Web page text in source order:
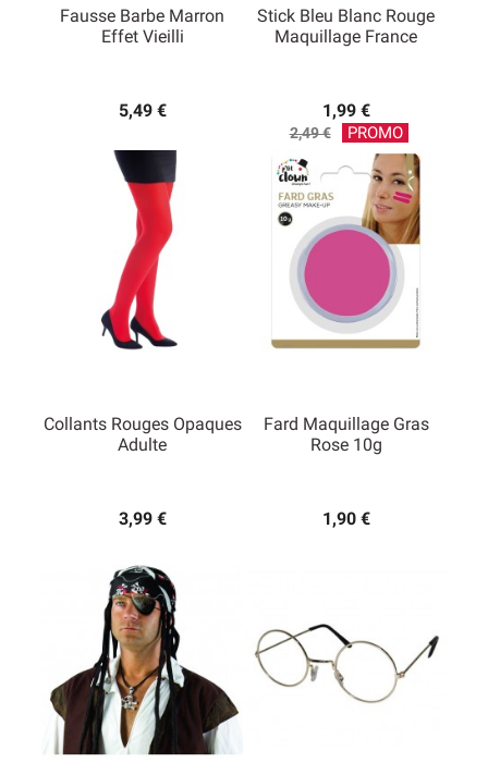
Fausse Barbe Marron
Effet Vieilli
5,49 €
Stick Bleu Blanc Rouge
Maquillage France
1,99 €
Prix
de
base
2,49 € PROMO
Collants Rouges Opaques
Adulte
3,99 €
Fard Maquillage Gras
Rose 10g
1,90 €